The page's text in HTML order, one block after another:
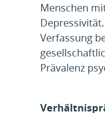
Menschen
Verfassung
Prävalenz